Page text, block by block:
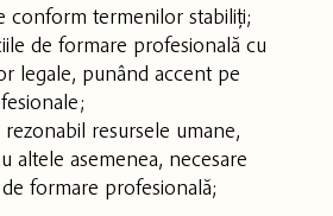
conform termenilor stabiliți;
de formare profesională cu
legale, punând accent pe
resursele umane,
altele asemenea, necesare
formare profesională;